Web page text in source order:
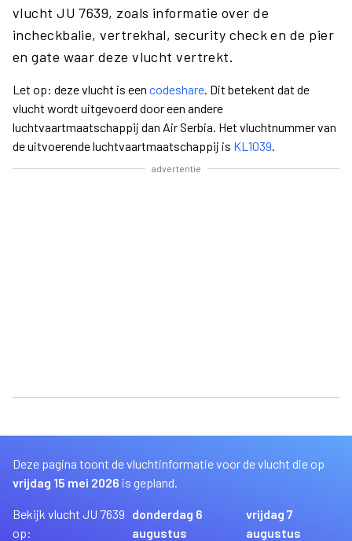
vlucht JU 7639, zoals informatie over de
incheckbalie, vertrekhal, security check en de pier
en gate waar deze vlucht vertrekt.
Let op: deze vlucht is een codeshare. Dit betekent dat de
vlucht wordt uitgevoerd door een andere
luchtvaartmaatschappij dan Air Serbia. Het vluchtnummer van
de uitvoerende luchtvaartmaatschappij is KL1039.
advertentie
Deze pagina toont de vluchtinformatie voor de vlucht die op
vrijdag 15 mei 2026 is gepland.
Bekijk vlucht JU 7639
op:
donderdag 6
augustus
vrijdag 7
augustus